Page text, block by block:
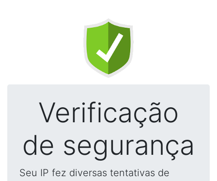
Verificação
de segurança
Seu IP fez diversas tentativas de